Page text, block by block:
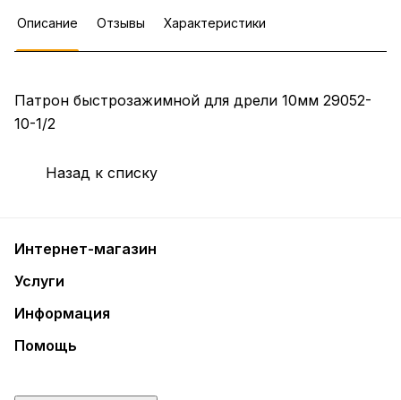
Описание Отзывы Характеристики
Патрон быстрозажимной для дрели 10мм 29052-
10-1/2
Назад к списку
Интернет-магазин
Услуги
Информация
Помощь